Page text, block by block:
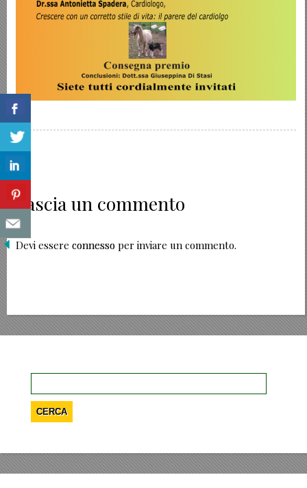
Lascia un commento
Devi essereconnesso per inviare un commento.